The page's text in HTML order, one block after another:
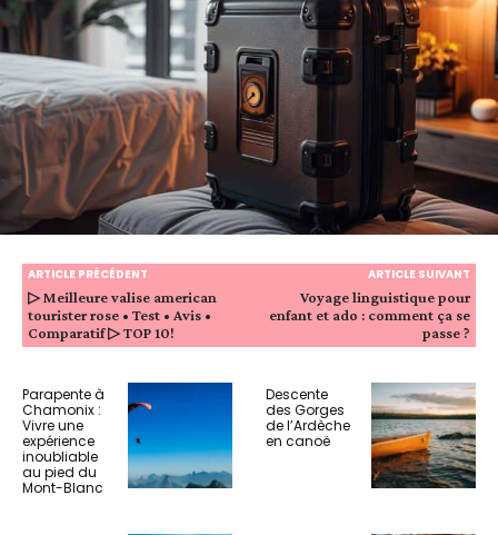
ARTICLE PRÉCÉDENT
▷ Meilleure valise american
tourister rose • Test • Avis •
Comparatif ▷ TOP 10!
ARTICLE SUIVANT
Voyage linguistique pour
enfant et ado : comment ça se
passe ?
Parapente à
Chamonix :
Vivre une
expérience
inoubliable
au pied du
Mont-Blanc
Descente
des Gorges
de l’Ardèche
en canoë